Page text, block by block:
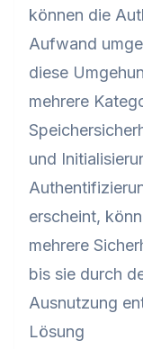
können die
Aufwand
diese
mehrere
und
erscheint,
mehrere
bis sie durch
Ausnutzung
Lösung